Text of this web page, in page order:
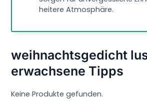
heitere Atmosphäre.
weihnachtsgedicht
erwachsene Tipps
Keine Produkte gefunden.